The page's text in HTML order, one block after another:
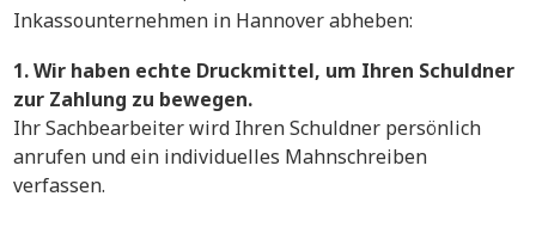
Inkassounternehmen in Hannover abheben:
1. Wir haben echte Druckmittel, um Ihren Schuldner
zur Zahlung zu bewegen.
Ihr Sachbearbeiter wird Ihren Schuldner persönlich
anrufen und ein individuelles Mahnschreiben
verfassen.